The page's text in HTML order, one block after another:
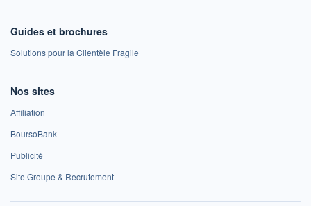
Guides et brochures
Solutions pour la Clientèle Fragile
Nos sites
Affiliation
BoursoBank
Publicité
Site Groupe & Recrutement